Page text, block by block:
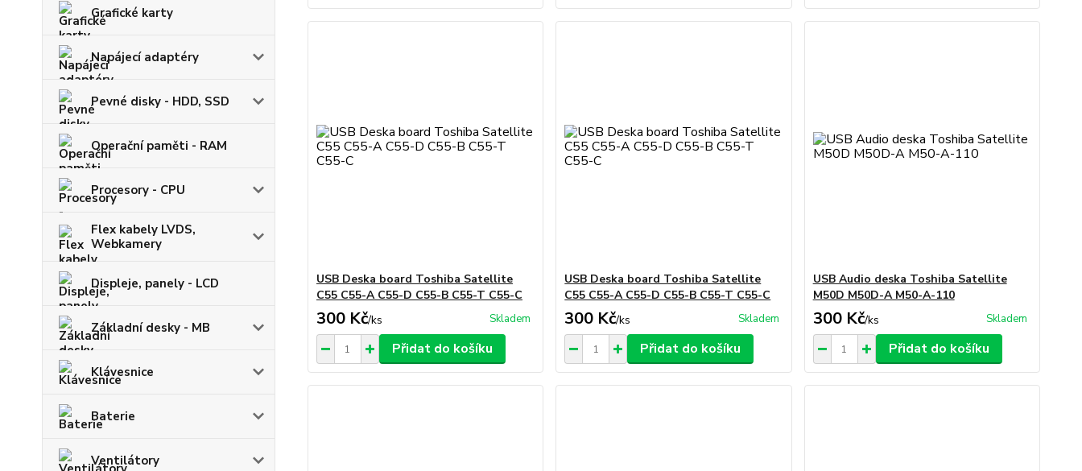
Grafické karty
Napájecí adaptéry
Pevné disky - HDD, SSD
Operační paměti - RAM
Procesory - CPU
Flex kabely LVDS,
Webkamery
Displeje, panely - LCD
Základní desky - MB
Klávesnice
Baterie
Ventilátory
USB Deska board Toshiba Satellite
C55 C55-A C55-D C55-B C55-T C55-C
300 Kč/ks Skladem
Přidat do košíku
USB Deska board Toshiba Satellite
C55 C55-A C55-D C55-B C55-T C55-C
300 Kč/ks Skladem
Přidat do košíku
USB Audio deska Toshiba Satellite
M50D M50D-A M50-A-110
300 Kč/ks Skladem
Přidat do košíku